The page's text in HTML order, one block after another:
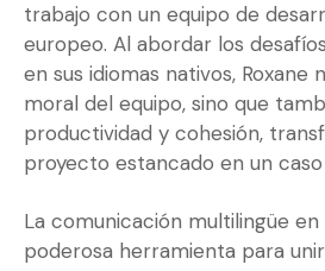
trabajo con un equipo de
europeo. Al abordar los
en sus idiomas nativos, Roxane
moral del equipo, sino que
productividad y cohesión,
proyecto estancado en un
La comunicación multilingüe
poderosa herramienta para